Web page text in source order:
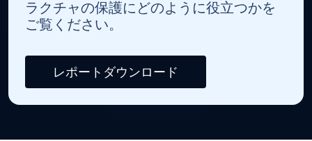
ラクチャの保護にどのように役立つかを
ご覧ください。
レポートダウンロード